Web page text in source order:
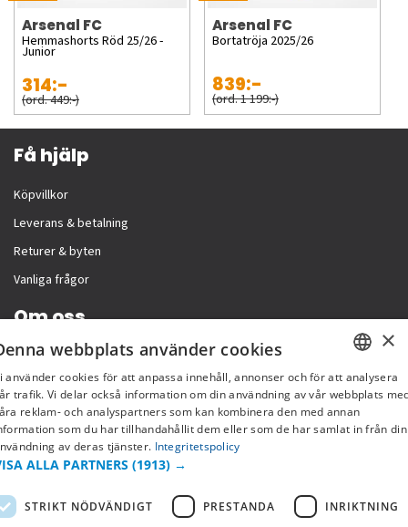
Arsenal FC
Hemmashorts Röd 25/26 -
Junior
314:-
(ord. 449:-)
Arsenal FC
Bortatröja 2025/26
839:-
(ord. 1 199:-)
Få hjälp
Köpvillkor
Leverans & betalning
Returer & byten
Vanliga frågor
Om oss
Företagsinformation
SWEDISH
FI
×
webbplats använder cookies
använder cookies för att anpassa innehåll, annonser och för att analysera
trafik. Vi delar också information om din användning av vår webbplats
reklam- och analyspartners som kan kombinera den med annan
som du har tillhandahållit dem eller som de har samlat in från din
av deras tjänster. Integritetspolicy
ALLA PARTNERS (1913) →
STRIKT NÖDVÄNDIGT PRESTANDA INRIKTNING